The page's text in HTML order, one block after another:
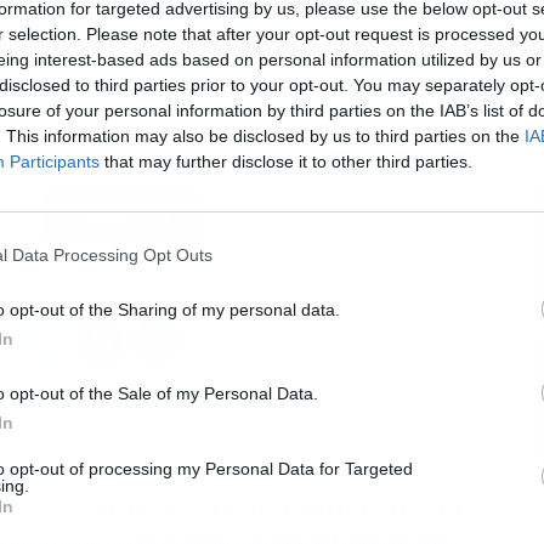
for targeted advertising by us, please use the below opt-out
selection. Please note that after your opt-out request is processed
interest-based ads based on personal information utilized by us
to third parties prior to your opt-out. You may separately
of your personal information by third parties on the IAB’s list of
This information may also be disclosed by us to third parties on the
Participants that may further disclose it to other third parties.
Data Processing Opt Outs
opt-out of the Sharing of my personal data.
opt-out of the Sale of my Personal Data.
opt-out of processing my Personal Data for Targeted
Social considera obligatorios para los
su situación personal:
la comunicación de
vida para los residentes en el extranjero. A
y en que momento deben realizar para no
¡No te lo pierdas!
Siguiente
ARTÍCULO SIGUIENTE